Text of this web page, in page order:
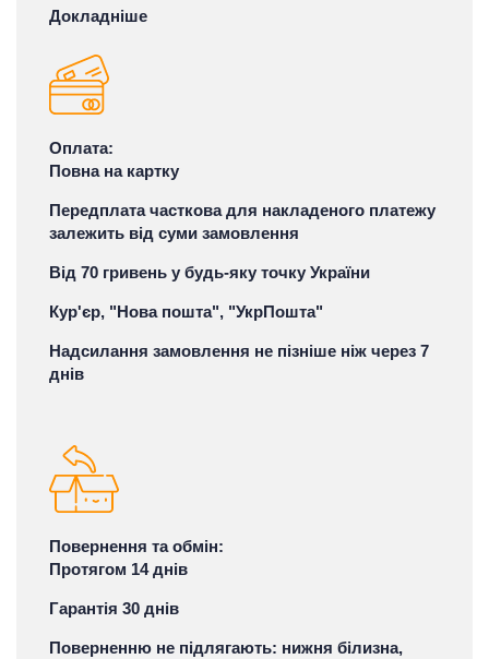
Докладніше
Оплата:
Повна на картку
Передплата часткова для накладеного платежу
залежить від суми замовлення
Від 70 гривень у будь-яку точку України
Кур'єр, "Нова пошта", "УкрПошта"
Надсилання замовлення не пізніше ніж через 7
днів
Повернення та обмін:
Протягом 14 днів
Гарантія 30 днів
Поверненню не підлягають: нижня білизна,